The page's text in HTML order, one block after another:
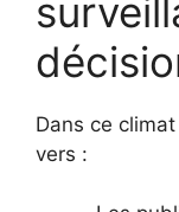
Dans ce
vers :